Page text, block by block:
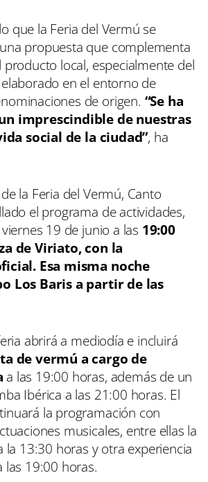
que la Feria del Vermú se
propuesta que complementa
local, especialmente del
en el entorno de
de origen. “Se ha
imprescindible de nuestras
social de la ciudad”, ha
la Feria del Vermú, Canto
el programa de actividades,
19 de junio a las 19:00
de Viriato, con la
Esa misma noche
Los Baris a partir de las
abrirá a mediodía e incluirá
de vermú a cargo de
a las 19:00 horas, además de un
Ibérica a las 21:00 horas. El
la programación con
musicales, entre ellas la
la 13:30 horas y otra experiencia
las 19:00 horas.